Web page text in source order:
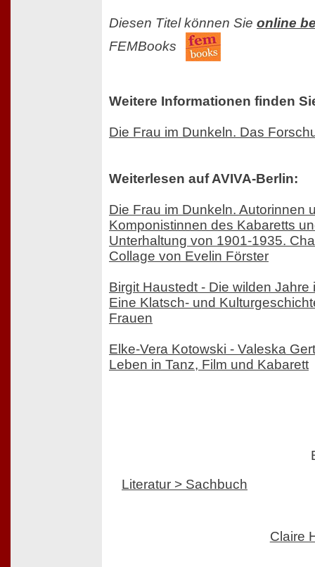
Diesen Titel können Sie online
FEMBooks
Weitere Informationen finden
Die Frau im Dunkeln. Das
Weiterlesen auf AVIVA-Berlin:
Die Frau im Dunkeln. Autorinnen
Komponistinnen des Kabaretts
Unterhaltung von 1901-1935.
Collage von Evelin Förster
Birgit Haustedt - Die wilden Jahre
Eine Klatsch- und
Frauen
Elke-Vera Kotowski - Valeska
Leben in Tanz, Film und Kabarett
Literatur > Sachbuch
Claire